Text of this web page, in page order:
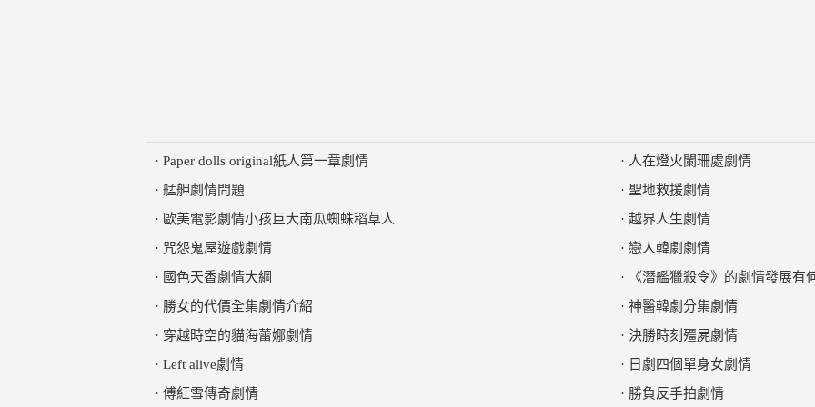
· Paper dolls original紙人第一章劇情
· 艋舺劇情問題
· 歐美電影劇情小孩巨大南瓜蜘蛛稻草人
· 咒怨鬼屋遊戲劇情
· 國色天香劇情大綱
· 勝女的代價全集劇情介紹
· 穿越時空的貓海蕾娜劇情
· Left alive劇情
· 傅紅雪傳奇劇情
· 人在燈火闌珊處劇情
· 聖地救援劇情
· 越界人生劇情
· 戀人韓劇劇情
·
《潛艦獵殺令》的劇情發展有
· 神醫韓劇分集劇情
· 決勝時刻殭屍劇情
· 日劇四個單身女劇情
· 勝負反手拍劇情